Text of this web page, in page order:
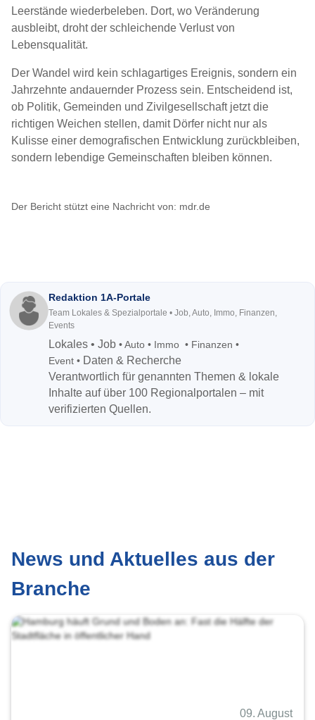
Leerstände wiederbeleben. Dort, wo Veränderung
ausbleibt, droht der schleichende Verlust von
Lebensqualität.
Der Wandel wird kein schlagartiges Ereignis, sondern ein
Jahrzehnte andauernder Prozess sein. Entscheidend ist,
ob Politik, Gemeinden und Zivilgesellschaft jetzt die
richtigen Weichen stellen, damit Dörfer nicht nur als
Kulisse einer demografischen Entwicklung zurückbleiben,
sondern lebendige Gemeinschaften bleiben können.
Der Bericht stützt eine Nachricht von: mdr.de
Redaktion 1A-Portale
Team Lokales & Spezialportale • Job, Auto, Immo, Finanzen,
Events
Lokales • Job • Auto • Immo • Finanzen •
Event • Daten & Recherche
Verantwortlich für genannten Themen & lokale
Inhalte auf über 100 Regionalportalen – mit
verifizierten Quellen.
News und Aktuelles aus der
Branche
09. August